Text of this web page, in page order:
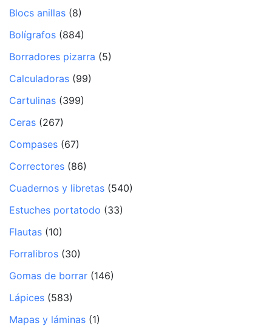
Blocs anillas (8)
Bolígrafos (884)
Borradores pizarra (5)
Calculadoras (99)
Cartulinas (399)
Ceras (267)
Compases (67)
Correctores (86)
Cuadernos y libretas (540)
Estuches portatodo (33)
Flautas (10)
Forralibros (30)
Gomas de borrar (146)
Lápices (583)
Mapas y láminas (1)